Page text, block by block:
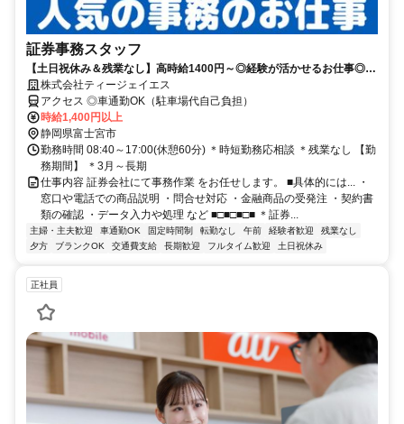
証券事務スタッフ
【土日祝休み＆残業なし】高時給1400円～◎経験が活かせるお仕事◎安
定長期のお仕事☆時短勤務応相談☆
株式会社ティージェイエス
アクセス ◎車通勤OK（駐車場代自己負担）
時給1,400円以上
静岡県富士宮市
勤務時間 08:40～17:00(休憩60分) ＊時短勤務応相談 ＊残業なし 【勤
務期間】 ＊3月～長期
仕事内容 証券会社にて事務作業 をお任せします。 ■具体的には... ・
窓口や電話での商品説明 ・問合せ対応 ・金融商品の受発注 ・契約書
類の確認 ・データ入力や処理 など ■□■□■□■ ＊証券...
主婦・主夫歓迎 車通勤OK 固定時間制 転勤なし 午前 経験者歓迎
残業なし
夕方
ブランクOK 交通費支給 長期歓迎 フルタイム歓迎 土日祝休み
正社員